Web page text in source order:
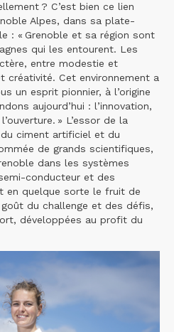
? C’est bien ce lien
Alpes, dans sa plate-
: « Grenoble et sa région sont
qui les entourent. Les
entre modestie et
créativité. Cet environnement a
un esprit pionnier, à l’origine
aujourd’hui : l’innovation,
» L’essor de la
ciment artificiel et du
de grands scientifiques,
dans les systèmes
conducteur et des
en quelque sorte le fruit de
du challenge et des défis,
développées au profit du